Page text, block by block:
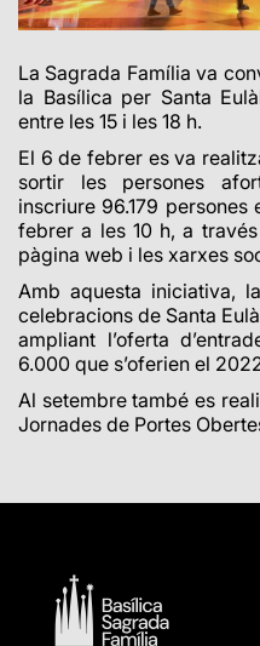
La Sagrada Família va
la Basílica per Santa
entre les 15 i les 18 h.
El 6 de febrer es va
sortir les persones
inscriure 96.179
febrer a les 10 h, a
pàgina web i les xarxes
Amb aquesta iniciativa,
celebracions de Santa
ampliant l’oferta
6.000 que s’oferien el
Al setembre també es
Jornades de Portes